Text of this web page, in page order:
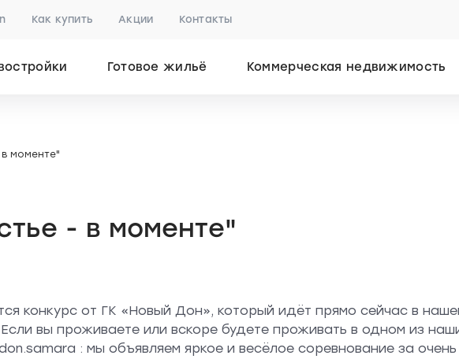
Как купить Акции Контакты
Готовое жильё Коммерческая недвижимость
моменте"
- в моменте"
конкурс от ГК «Новый Дон», который идёт прямо сейчас в
вы проживаете или вскоре будете проживать в одном из
: мы объявляем яркое и весёлое соревнование за очень